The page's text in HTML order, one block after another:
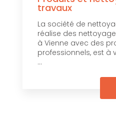
travaux
La société de
réalise des
à Vienne avec des
professionnels, est à
...